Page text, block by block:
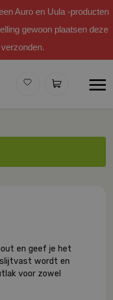
Auro en Uula -producten
gewoon plaatsen deze
en geef je het
wordt en
voor zowel